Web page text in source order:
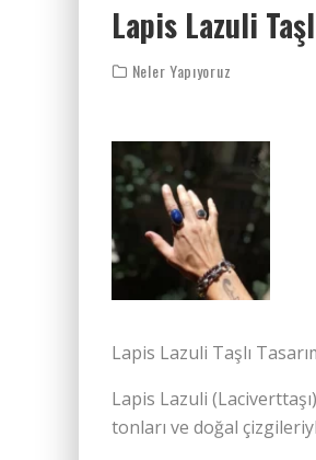
Lapis Lazuli
Neler Yapıyoruz
Lapis Lazuli Taşlı
Lapis Lazuli
tonları ve doğal